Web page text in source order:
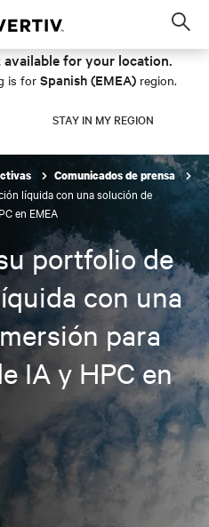
for your location.
is for Spanish (EMEA) region.
STAY IN MY REGION
Comunicados de prensa
líquida con una solución de
en EMEA
portfolio de
con una
para
IA y HPC en